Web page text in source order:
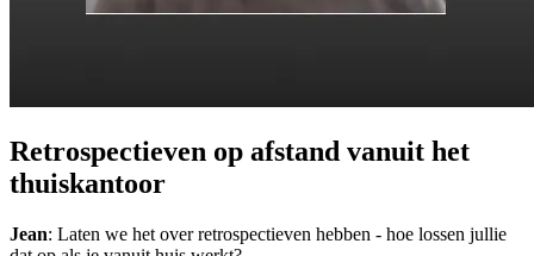
Retrospectieven op afstand vanuit het
thuiskantoor
Jean: Laten we het over retrospectieven hebben - hoe lossen jullie